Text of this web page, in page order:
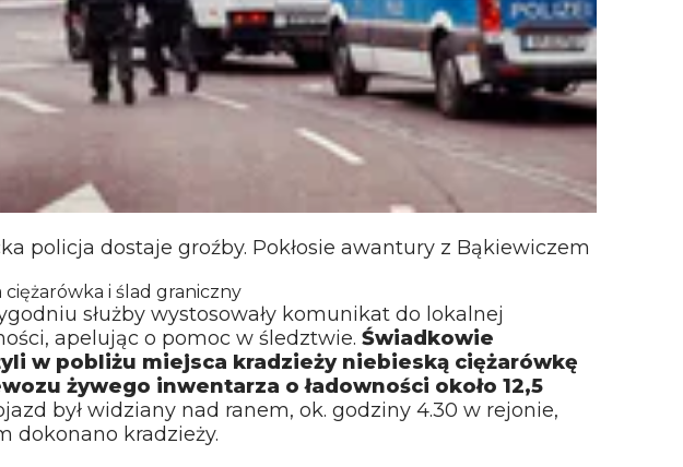
policja dostaje groźby. Pokłosie awantury z Bąkiewiczem
ciężarówka i ślad graniczny
służby wystosowały komunikat do lokalnej
apelując o pomoc w śledztwie. Świadkowie
w pobliżu miejsca kradzieży niebieską ciężarówkę
żywego inwentarza o ładowności około 12,5
był widziany nad ranem, ok. godziny 4.30 w rejonie,
dokonano kradzieży.